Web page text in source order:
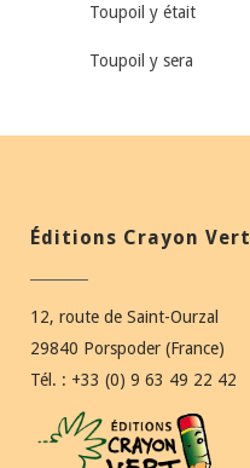
Toupoil y était
Toupoil y sera
Éditions Crayon Vert
12, route de Saint-Ourzal
29840 Porspoder (France)
Tél. : +33 (0) 9 63 49 22 42